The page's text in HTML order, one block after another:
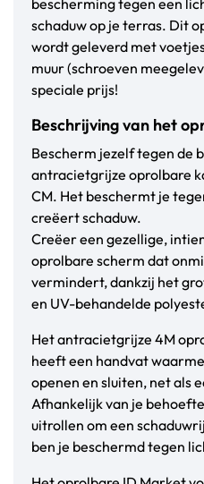
bescherming tegen een
schaduw op je terras. Dit
wordt geleverd met
muur (schroeven
speciale prijs!
Beschrijving van het
Bescherm jezelf tegen de
antracietgrijze oprolbare
CM. Het beschermt je
creëert schaduw.
Creëer een gezellige,
oprolbare scherm dat
vermindert, dankzij het
en UV-behandelde
Het antracietgrijze 4M
heeft een handvat
openen en sluiten, net als
Afhankelijk van je
uitrollen om een
ben je beschermd tegen